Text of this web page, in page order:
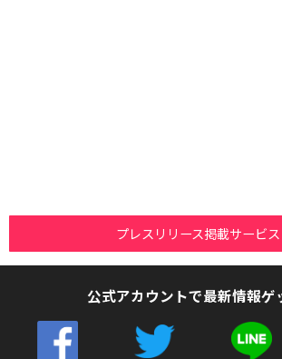
プレスリリース掲載サービス
公式アカウントで最新情報ゲ